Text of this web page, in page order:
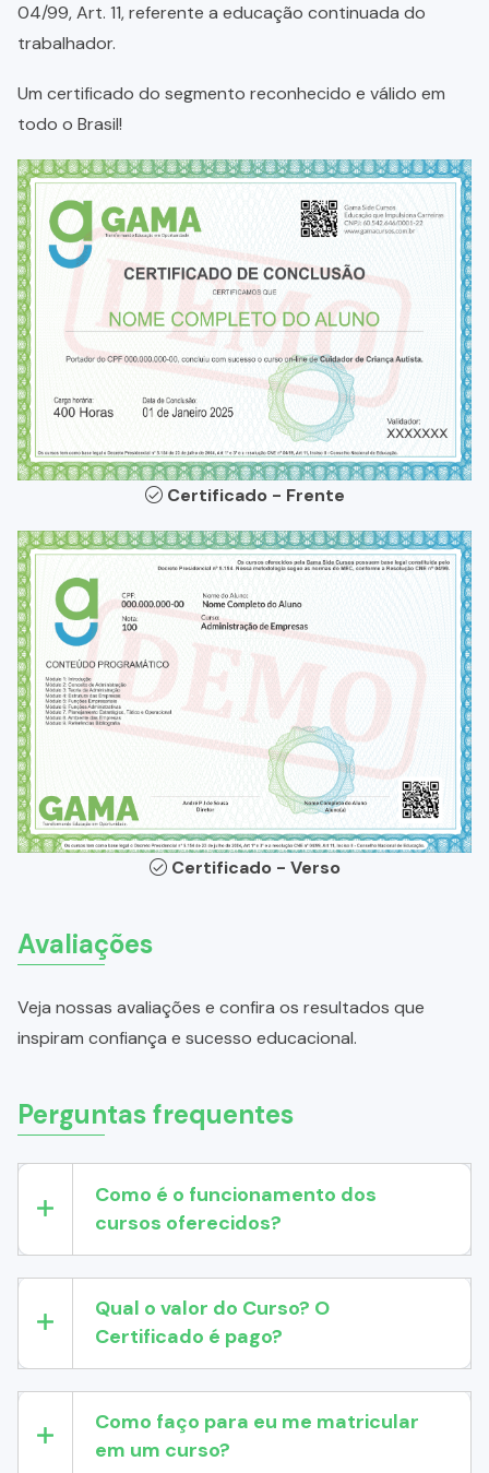
04/99, Art. 11, referente a educação continuada do
trabalhador.
Um certificado do segmento reconhecido e válido em
todo o Brasil!
Certificado - Frente
Certificado - Verso
Avaliações
Veja nossas avaliações e confira os resultados que
inspiram confiança e sucesso educacional.
Perguntas frequentes
Como é o funcionamento dos
cursos oferecidos?
Qual o valor do Curso? O
Certificado é pago?
Como faço para eu me matricular
em um curso?